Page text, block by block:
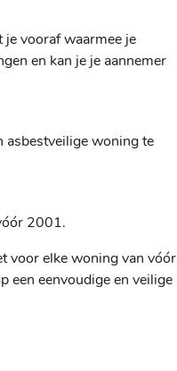
je vooraf waarmee je
en kan je je aannemer
asbestveilige woning te
2001.
voor elke woning van vóór
een eenvoudige en veilige